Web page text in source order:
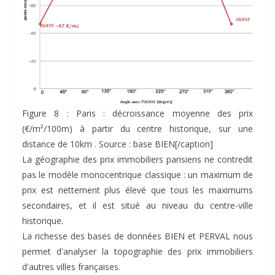
Figure 8 : Paris : décroissance moyenne des prix
(€/m²/100m) à partir du centre historique, sur une
distance de 10km . Source : base BIEN[/caption]
La géographie des prix immobiliers parisiens ne contredit
pas le modèle monocentrique classique : un maximum de
prix est nettement plus élevé que tous les maximums
secondaires, et il est situé au niveau du centre-ville
historique.
La richesse des bases de données BIEN et PERVAL nous
permet d'analyser la topographie des prix immobiliers
d'autres villes françaises.